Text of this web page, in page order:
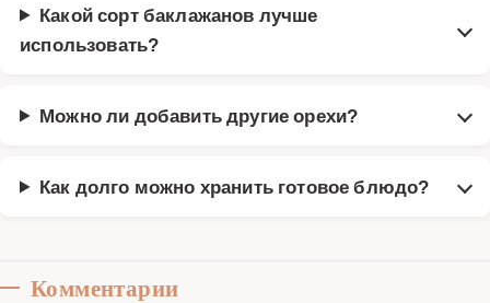
Какой сорт баклажанов лучше
использовать?
Можно ли добавить другие орехи?
Как долго можно хранить готовое блюдо?
Комментарии